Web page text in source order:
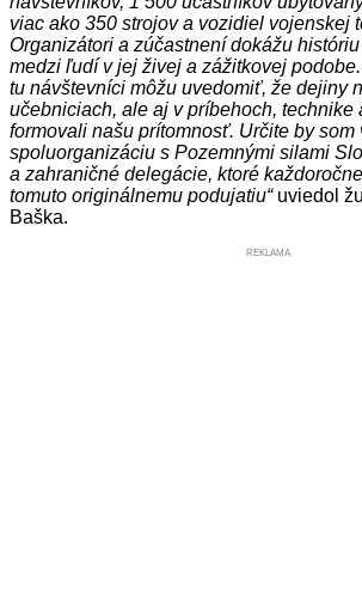
viac ako 350 strojov a vozidiel vojenskej
Organizátori a zúčastnení dokážu
medzi ľudí v jej živej a zážitkovej
tu návštevníci môžu uvedomiť, že dejiny
učebniciach, ale aj v príbehoch, technike
formovali našu prítomnosť. Určite by som
spoluorganizáciu s Pozemnými silami
a zahraničné delegácie, ktoré
tomuto originálnemu podujatiu“ uviedol
Baška.
REKLAMA